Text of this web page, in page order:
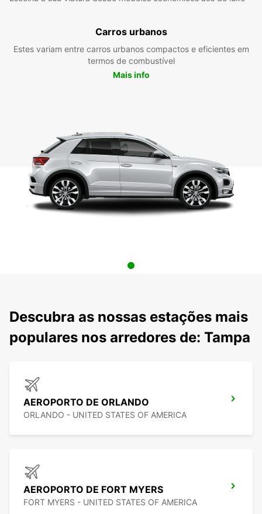
Carros urbanos
Estes variam entre carros urbanos compactos e eficientes em
termos de combustível
Mais info
Descubra as nossas estações mais
populares nos arredores de: Tampa
AEROPORTO DE ORLANDO
ORLANDO - UNITED STATES OF AMERICA
AEROPORTO DE FORT MYERS
FORT MYERS - UNITED STATES OF AMERICA